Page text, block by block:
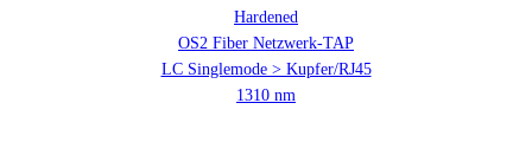
Hardened
OS2 Fiber Netzwerk-TAP
LC Singlemode > Kupfer/RJ45
1310 nm